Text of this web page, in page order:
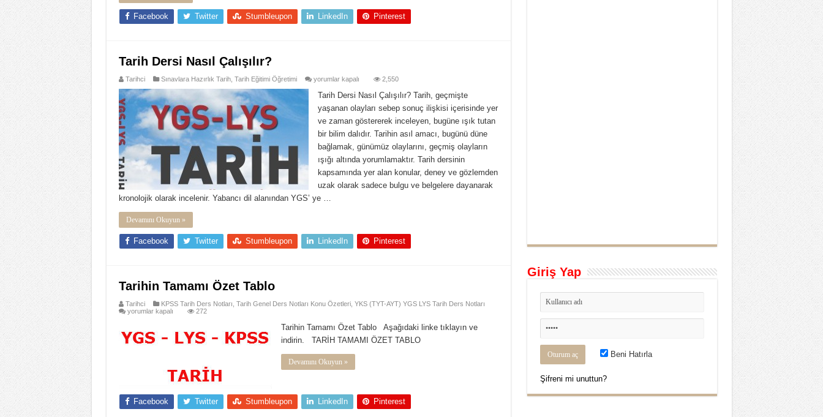
Facebook Twitter Stumbleupon LinkedIn Pinterest
Tarih Dersi Nasıl Çalışılır?
Tarihci Sınavlara Hazırlık Tarih, Tarih Eğitimi Öğretimi
Tarih
Nasıl
Çalışılır?
için
yorumlar kapalı 2,550
Tarih Dersi Nasıl Çalışılır? Tarih, geçmişte
yaşanan olayları sebep sonuç ilişkisi içerisinde yer
ve zaman göstererek inceleyen, bugüne ışık tutan
bir bilim dalıdır. Tarihin asıl amacı, bugünü düne
bağlamak, günümüz olaylarını, geçmiş olayların
ışığı altında yorumlamaktır. Tarih dersinin
kapsamında yer alan konular, deney ve gözlemden
uzak olarak sadece bulgu ve belgelere dayanarak
kronolojik olarak incelenir. Yabancı dil alanından YGS’ ye …
Devamını Okuyun »
Facebook Twitter Stumbleupon LinkedIn Pinterest
Tarihin Tamamı Özet Tablo
Tarihci KPSS Tarih Ders Notları Tarih Genel Ders Notları Konu Özetleri, YKS (TYT-AYT) YGS LYS Tarih Ders Notları
Tarihin
Tablo
için
yorumlar kapalı 272
Tarihin Tamamı Özet Tablo Aşağıdaki linke tıklayın ve
indirin. TARİH TAMAMI ÖZET TABLO
Devamını Okuyun »
Facebook Twitter Stumbleupon LinkedIn Pinterest
Giriş Yap
Beni Hatırla
Şifreni mi unuttun?